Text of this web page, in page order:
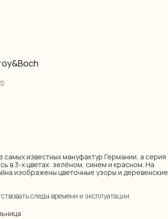
самых известных мануфактур Германии, а серия
в 3-х цветах: зелёном, синем и красном. На
изображены цветочные узоры и деревенские
следы времени и эксплуатации.